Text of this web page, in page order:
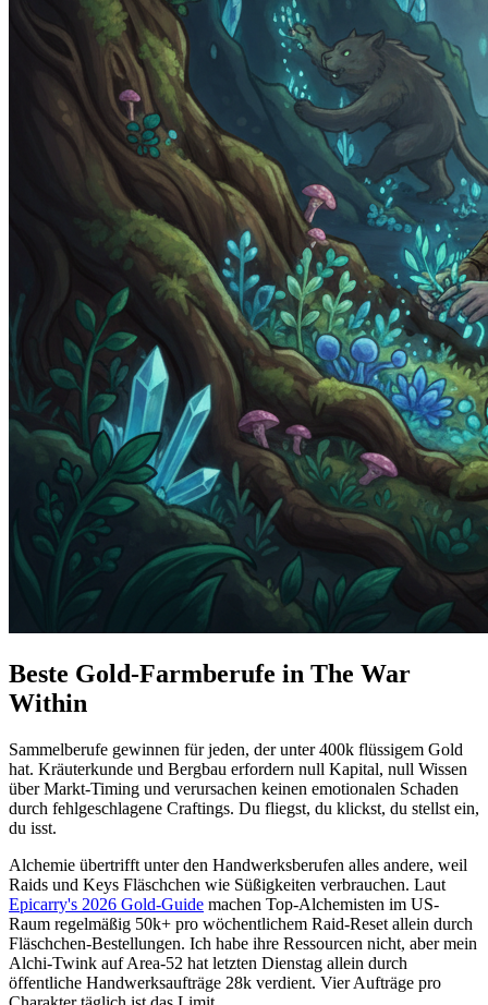
Beste Gold-Farmberufe in The War
Within
Sammelberufe gewinnen für jeden, der unter 400k flüssigem Gold
hat. Kräuterkunde und Bergbau erfordern null Kapital, null Wissen
über Markt-Timing und verursachen keinen emotionalen Schaden
durch fehlgeschlagene Craftings. Du fliegst, du klickst, du stellst ein,
du isst.
Alchemie übertrifft unter den Handwerksberufen alles andere, weil
Raids und Keys Fläschchen wie Süßigkeiten verbrauchen. Laut
Epicarry's 2026 Gold-Guide machen Top-Alchemisten im US-
Raum regelmäßig 50k+ pro wöchentlichem Raid-Reset allein durch
Fläschchen-Bestellungen. Ich habe ihre Ressourcen nicht, aber mein
Alchi-Twink auf Area-52 hat letzten Dienstag allein durch
öffentliche Handwerksaufträge 28k verdient. Vier Aufträge pro